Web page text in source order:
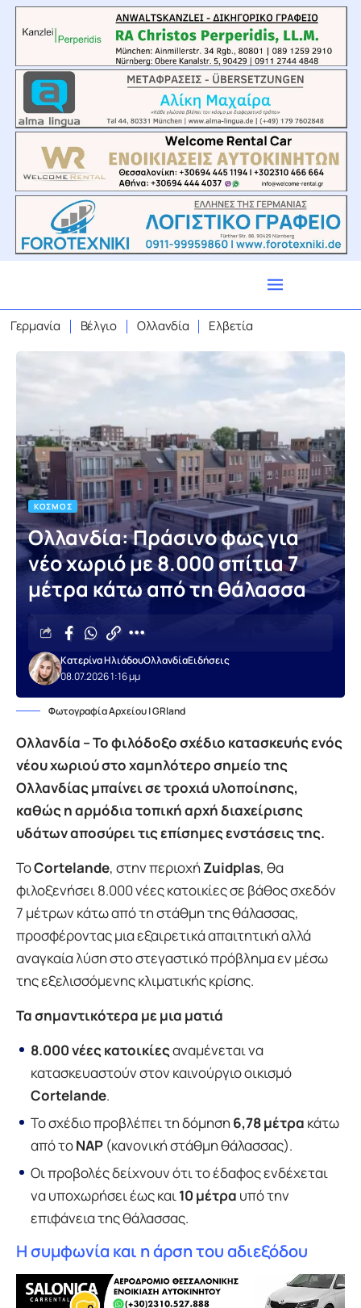
Γερμανία Βέλγιο Ολλανδία Ελβετία
ΚΌΣΜΟΣ
Ολλανδία: Πράσινο φως για
νέο χωριό με 8.000 σπίτια 7
μέτρα κάτω από τη θάλασσα
08.07.2026 1:16 μμ
Κατερίνα ΗλιάδουΟλλανδίαΕιδήσεις
Φωτογραφία Αρχείου | GRland
Ολλανδία – Το φιλόδοξο σχέδιο κατασκευής ενός
νέου χωριού στο χαμηλότερο σημείο της
Ολλανδίας μπαίνει σε τροχιά υλοποίησης,
καθώς η αρμόδια τοπική αρχή διαχείρισης
υδάτων αποσύρει τις επίσημες ενστάσεις της.
ΤοCortelande, στην περιοχή Zuidplas, θα
φιλοξενήσει 8.000 νέες κατοικίες σε βάθος σχεδόν
7 μέτρων κάτω από τη στάθμη της θάλασσας,
προσφέροντας μια εξαιρετικά απαιτητική αλλά
αναγκαία λύση στο στεγαστικό πρόβλημα εν μέσω
της εξελισσόμενης κλιματικής κρίσης.
Τα σημαντικότερα με μια ματιά
8.000 νέες κατοικίεςαναμένεται να
κατασκευαστούν στον καινούργιο οικισμό
Cortelande.
Το σχέδιο προβλέπει τη δόμηση 6,78 μέτρα κάτω
από τοNAP (κανονική στάθμη θάλασσας).
Οι προβολές δείχνουν ότι το έδαφος ενδέχεται
να υποχωρήσει έως και 10 μέτρα υπό την
επιφάνεια της θάλασσας.
Η συμφωνία και η άρση του αδιεξόδου